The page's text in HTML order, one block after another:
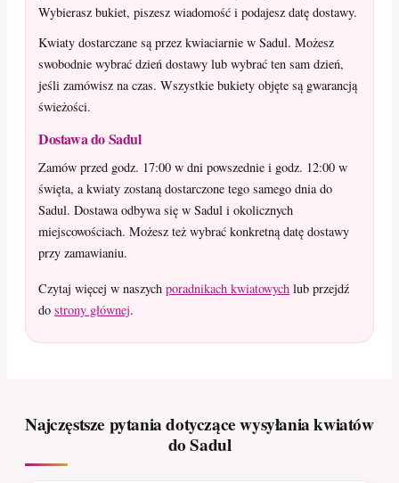
Wybierasz bukiet, piszesz wiadomość i podajesz datę dostawy.
Kwiaty dostarczane są przez kwiaciarnie w Sadul. Możesz
swobodnie wybrać dzień dostawy lub wybrać ten sam dzień,
jeśli zamówisz na czas. Wszystkie bukiety objęte są gwarancją
świeżości.
Dostawa do Sadul
Zamów przed godz. 17:00 w dni powszednie i godz. 12:00 w
święta, a kwiaty zostaną dostarczone tego samego dnia do
Sadul. Dostawa odbywa się w Sadul i okolicznych
miejscowościach. Możesz też wybrać konkretną datę dostawy
przy zamawianiu.
Czytaj więcej w naszych poradnikach kwiatowych lub przejdź
do strony głównej.
Najczęstsze pytania dotyczące wysyłania kwiatów
do Sadul